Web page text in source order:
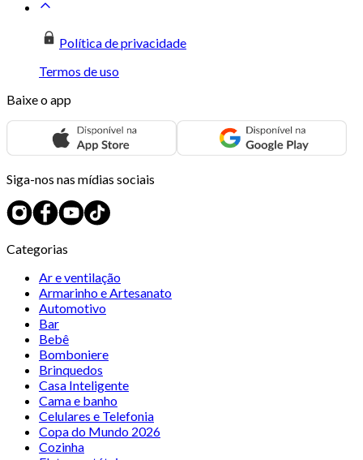
Política de privacidade
Termos de uso
Baixe o app
Siga-nos nas mídias sociais
Categorias
Ar e ventilação
Armarinho e Artesanato
Automotivo
Bar
Bebê
Bomboniere
Brinquedos
Casa Inteligente
Cama e banho
Celulares e Telefonia
Copa do Mundo 2026
Cozinha